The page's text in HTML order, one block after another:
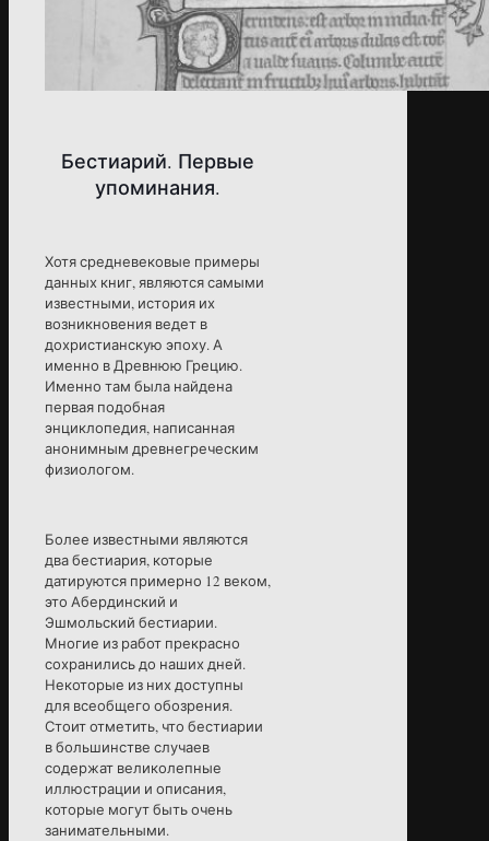
Бестиарий. Первые
упоминания.
Хотя средневековые примеры
данных книг, являются самыми
известными, история их
возникновения ведет в
дохристианскую эпоху. А
именно в Древнюю Грецию.
Именно там была найдена
первая подобная
энциклопедия, написанная
анонимным древнегреческим
физиологом.
Более известными являются
два бестиария, которые
датируются примерно 12 веком,
это Абердинский и
Эшмольский бестиарии.
Многие из работ прекрасно
сохранились до наших дней.
Некоторые из них доступны
для всеобщего обозрения.
Стоит отметить, что бестиарии
в большинстве случаев
содержат великолепные
иллюстрации и описания,
которые могут быть очень
занимательными.